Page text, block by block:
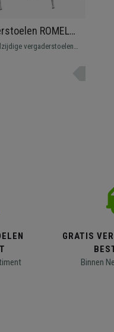
ROMEL
Zitting,
Poten,
vergaderstoelen
en met een mooi,
GRATIS
Binnen